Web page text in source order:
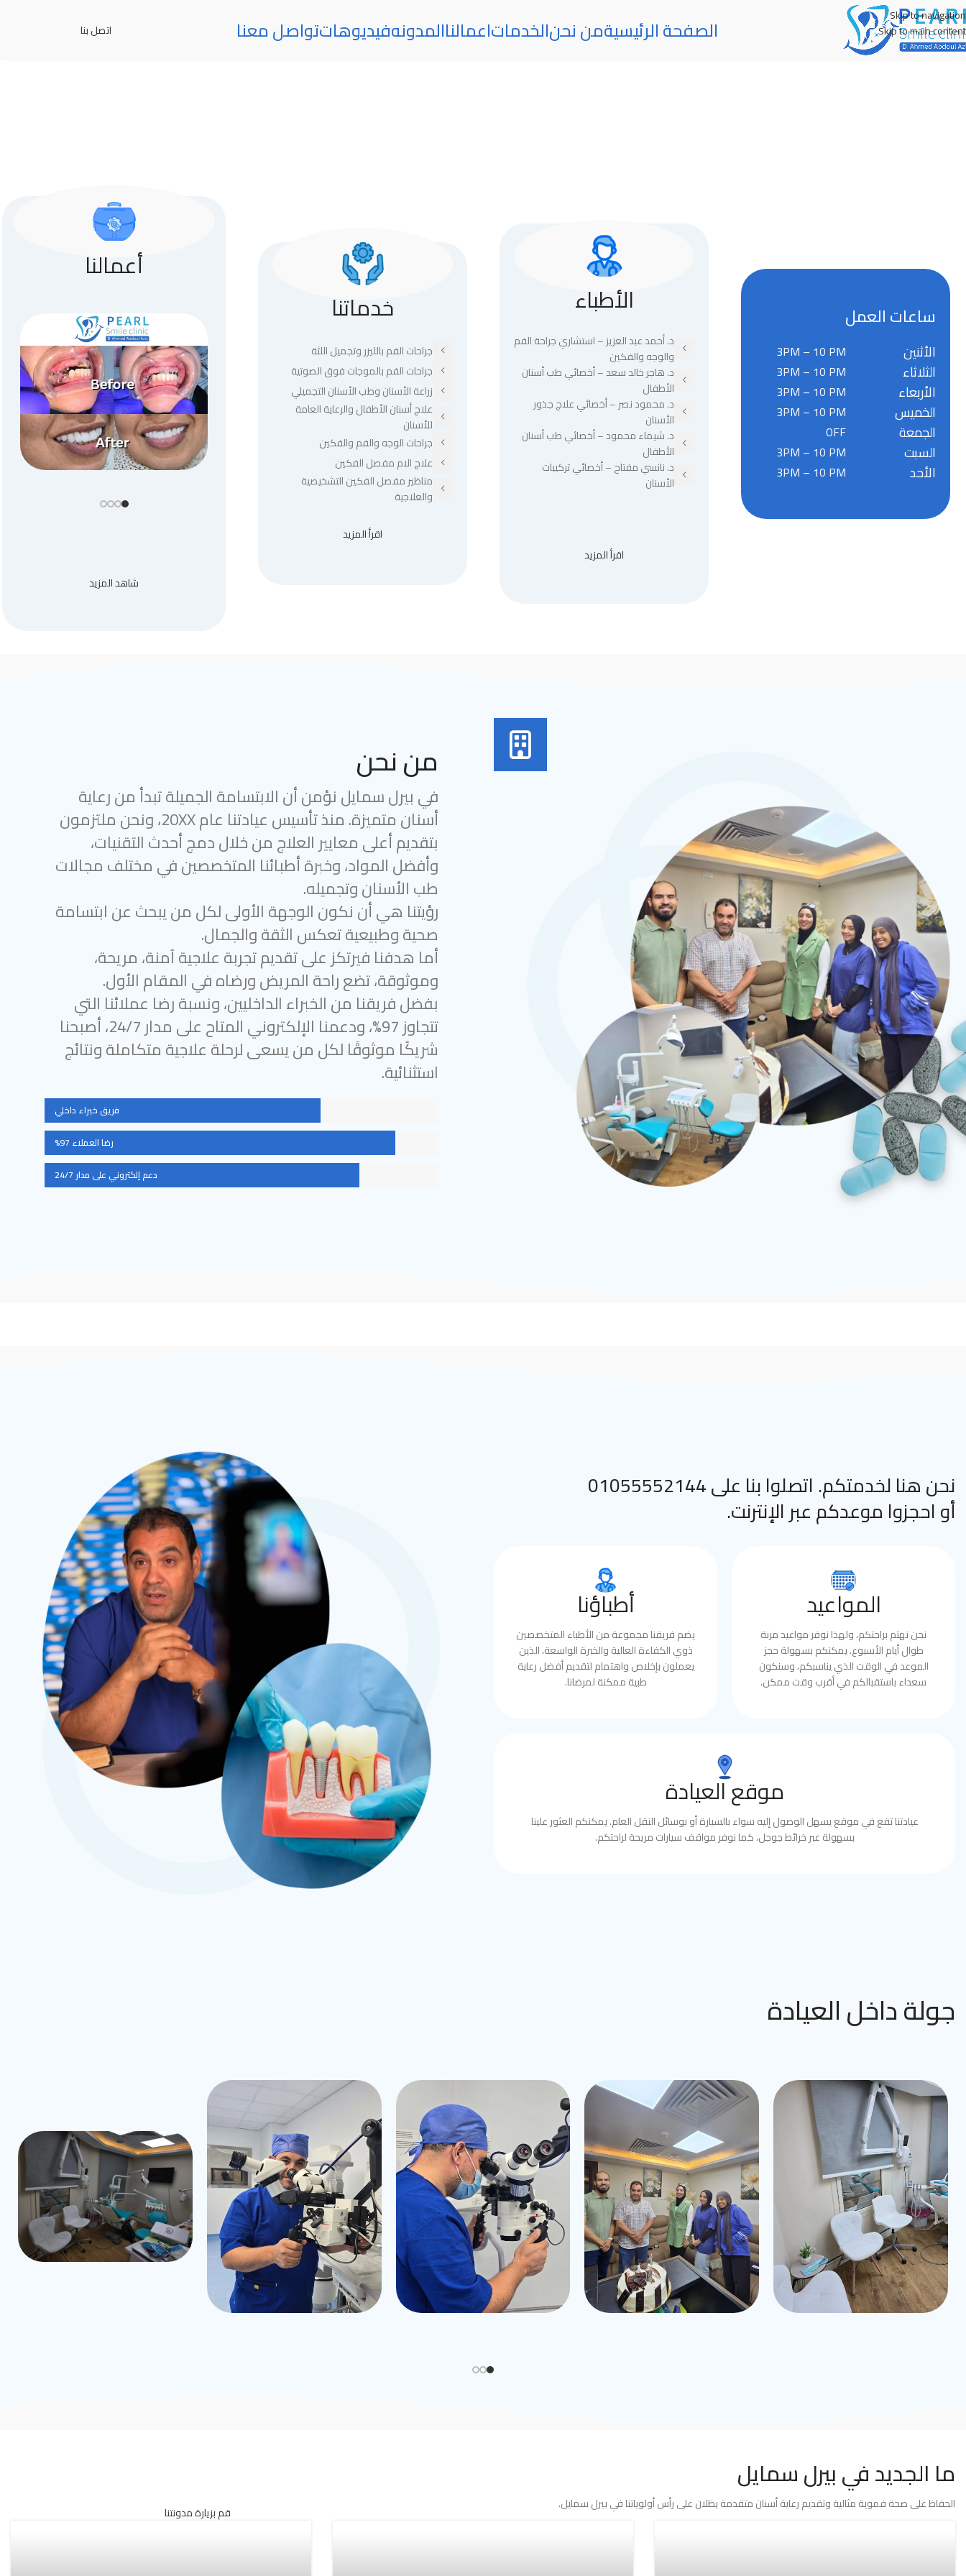
Skip to navigation
Skip to main content
الصفحة الرئيسيةمن نحنالخدماتاعمالناالمدونهفيديوهاتتواصل معنا اتصل بنا
ساعات العمل
3PM – 10 PM الأثنين
3PM – 10 PM الثلاثاء
3PM – 10 PM الأربعاء
3PM – 10 PM الخميس
OFF الجمعة
3PM – 10 PM السبت
3PM – 10 PM الأحد
الأطباء
د. أحمد عبد العزيز – استشاري جراحة الفم
والوجه والفكين
د. هاجر خالد سعد – أخصائي طب أسنان
الأطفال
د. محمود نصر – أخصائي علاج جذور
الأسنان
د. شيماء محمود – أخصائي طب أسنان
الأطفال
د. نانسي مفتاح – أخصائي تركيبات
الأسنان
اقرأ المزيد
خدماتنا
جراحات الفم بالليزر وتجميل اللثة
جراحات الفم بالموجات فوق الصوتية
زراعة الأسنان وطب الأسنان التجميلي
علاج أسنان الأطفال والرعاية العامة
للأسنان
جراحات الوجه والفم والفكين
علاج الام مفصل الفكين
مناظير مفصل الفكين التشخيصية
والعلاجية
اقرأ المزيد
أعمالنا
شاهد المزيد
من نحن
في بيرل سمايل نؤمن أن الابتسامة الجميلة تبدأ من رعاية
أسنان متميزة. منذ تأسيس عيادتنا عام 20XX، ونحن ملتزمون
بتقديم أعلى معايير العلاج من خلال دمج أحدث التقنيات،
وأفضل المواد، وخبرة أطبائنا المتخصصين في مختلف مجالات
طب الأسنان وتجميله.
رؤيتنا هي أن نكون الوجهة الأولى لكل من يبحث عن ابتسامة
صحية وطبيعية تعكس الثقة والجمال.
أما هدفنا فيرتكز على تقديم تجربة علاجية آمنة، مريحة،
وموثوقة، تضع راحة المريض ورضاه في المقام الأول.
بفضل فريقنا من الخبراء الداخليين، ونسبة رضا عملائنا التي
تتجاوز 97%، ودعمنا الإلكتروني المتاح على مدار 24/7، أصبحنا
شريكًا موثوقًا لكل من يسعى لرحلة علاجية متكاملة ونتائج
استثنائية.
فريق خبراء داخلي
رضا العملاء 97%
دعم إلكتروني على مدار 24/7
نحن هنا لخدمتكم. اتصلوا بنا على 01055552144
أو احجزوا موعدكم عبر الإنترنت.
أطباؤنا
يضم فريقنا مجموعة من الأطباء المتخصصين
ذوي الكفاءة العالية والخبرة الواسعة، الذين
يعملون بإخلاص واهتمام لتقديم أفضل رعاية
طبية ممكنة لمرضانا.
المواعيد
نحن نهتم براحتكم، ولهذا نوفر مواعيد مرنة
طوال أيام الأسبوع. يمكنكم بسهولة حجز
الموعد في الوقت الذي يناسبكم، وسنكون
سعداء باستقبالكم في أقرب وقت ممكن.
موقع العيادة
عيادتنا تقع في موقع يسهل الوصول إليه سواء بالسيارة أو بوسائل النقل العام. يمكنكم العثور علينا
بسهولة عبر خرائط جوجل، كما نوفر مواقف سيارات مريحة لراحتكم.
جولة داخل العيادة
قم بزيارة مدونتنا
ما الجديد في بيرل سمايل
الحفاظ على صحة فموية مثالية وتقديم رعاية أسنان متقدمة يظلان على رأس أولوياتنا في بيرل سمايل.